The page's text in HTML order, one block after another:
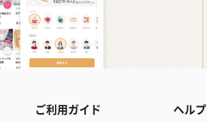
ご利用ガイド ヘルプ